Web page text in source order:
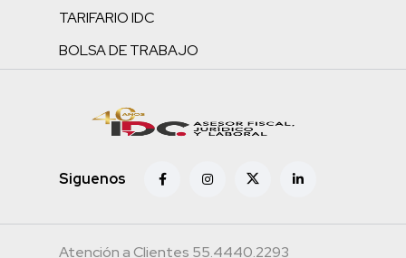
TARIFARIO IDC
BOLSA DE TRABAJO
Siguenos
Atención a Clientes 55.4440.2293